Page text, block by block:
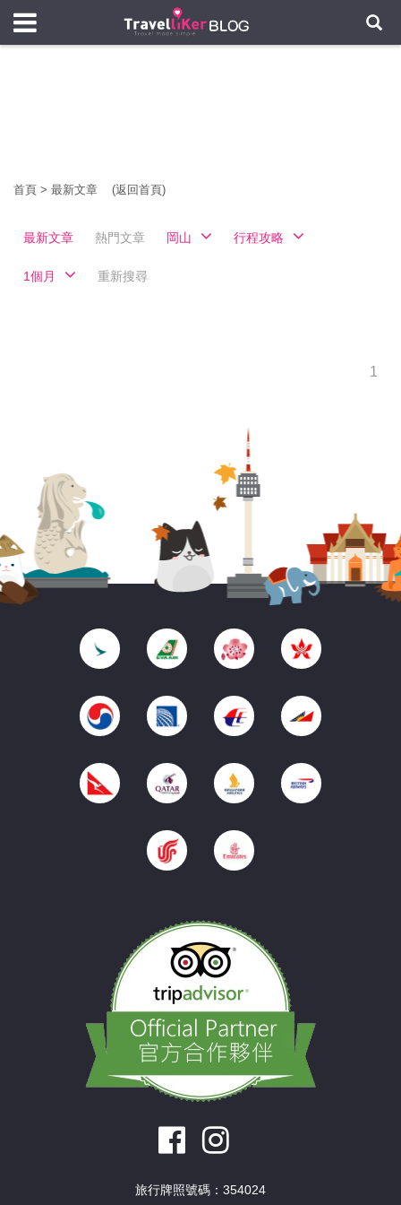
首頁 > 最新文章 (返回首頁)
最新文章 熱門文章 岡山 行程攻略
1個月 重新搜尋
1
旅行牌照號碼：354024